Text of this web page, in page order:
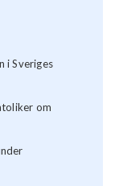
i Sveriges
om